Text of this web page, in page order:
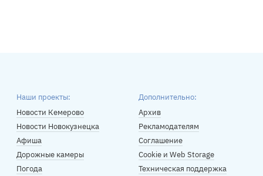
Наши проекты:
Новости Кемерово
Новости Новокузнецка
Афиша
Дорожные камеры
Погода
Дополнительно:
Архив
Рекламодателям
Соглашение
Cookie и Web Storage
Техническая поддержка